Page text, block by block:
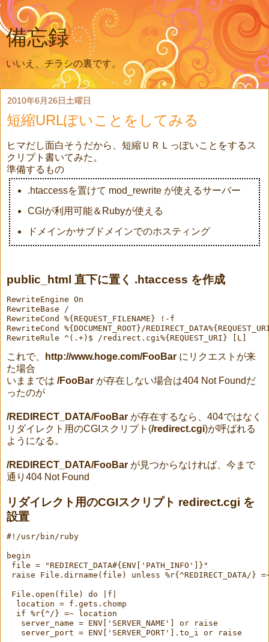
備忘録
いいえ、チラシの裏です。
2010年6月26日土曜日
短縮URLぽいことをしてみる
ヒマだし面白そうだから、短縮ＵＲＬっぽいことをするス
クリプト書いてみた。
準備するもの
.htaccessを置けて mod_rewrite が使えるサーバー
CGIが利用可能＆Rubyが使える
ドメインかサブドメインでのホスティング
public_html 直下に置く .htaccess を作成
RewriteEngine On
RewriteBase /
RewriteCond %{REQUEST_FILENAME} !-f
RewriteCond %{DOCUMENT_ROOT}/
RewriteRule ^(.+)$ /redirect.cgi%{REQUEST_URI} [L]
これで、 http://www.hoge.com/FooBar にリクエストが来
た場合
いままでは /FooBar が存在しない場合は404 Not Foundだ
ったのが
/REDIRECT_DATA/FooBar が存在するなら、404ではなく
リダイレクト用のCGIスクリプト(/redirect.cgi)が呼ばれる
ようになる。
/REDIRECT_DATA/FooBar が見つからなければ、今まで
通り404 Not Found
リダイレクト用のCGIスクリプト redirect.cgi を
設置
#!/usr/bin/ruby
begin
file = "REDIRECT_DATA#{ENV['PATH_INFO']}"
raise File.dirname(file) unless
File.open(file) do |f|
  location = f.gets.chomp
  if %r{^/} =~ location
   server_name = ENV['SERVER_NAME'] or raise
   server_port = ENV['SERVER_PORT'].to_i or raise